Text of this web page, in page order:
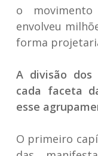
o
envolveu
forma
A divisão
cada faceta
esse
O primeiro